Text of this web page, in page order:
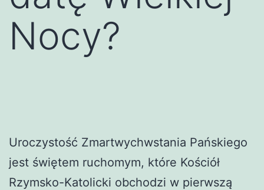
Nocy?
Uroczystość Zmartwychwstania Pańskiego
jest świętem ruchomym, które Kościół
Rzymsko-Katolicki obchodzi w pierwszą